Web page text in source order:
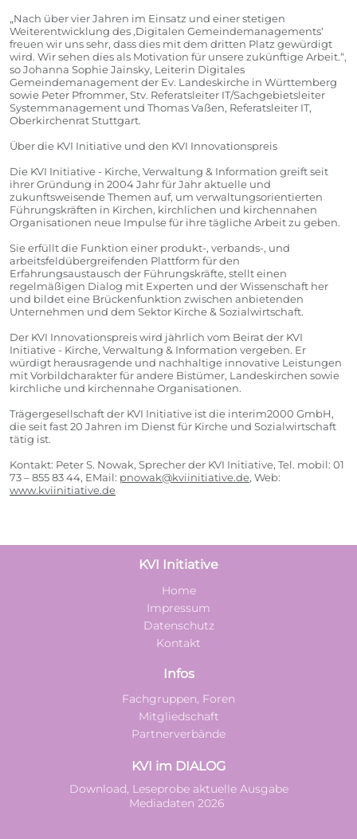
„Nach über vier Jahren im Einsatz und einer stetigen
Weiterentwicklung des ‚Digitalen Gemeindemanagements‘
freuen wir uns sehr, dass dies mit dem dritten Platz gewürdigt
wird. Wir sehen dies als Motivation für unsere zukünftige Arbeit.“,
so Johanna Sophie Jainsky, Leiterin Digitales
Gemeindemanagement der Ev. Landeskirche in Württemberg
sowie Peter Pfrommer, Stv. Referatsleiter IT/Sachgebietsleiter
Systemmanagement und Thomas Vaßen, Referatsleiter IT,
Oberkirchenrat Stuttgart.
Über die KVI Initiative und den KVI Innovationspreis
Die KVI Initiative - Kirche, Verwaltung & Information greift seit
ihrer Gründung in 2004 Jahr für Jahr aktuelle und
zukunftsweisende Themen auf, um verwaltungsorientierten
Führungskräften in Kirchen, kirchlichen und kirchennahen
Organisationen neue Impulse für ihre tägliche Arbeit zu geben.
Sie erfüllt die Funktion einer produkt-, verbands-, und
arbeitsfeldübergreifenden Plattform für den
Erfahrungsaustausch der Führungskräfte, stellt einen
regelmäßigen Dialog mit Experten und der Wissenschaft her
und bildet eine Brückenfunktion zwischen anbietenden
Unternehmen und dem Sektor Kirche & Sozialwirtschaft.
Der KVI Innovationspreis wird jährlich vom Beirat der KVI
Initiative - Kirche, Verwaltung & Information vergeben. Er
würdigt herausragende und nachhaltige innovative Leistungen
mit Vorbildcharakter für andere Bistümer, Landeskirchen sowie
kirchliche und kirchennahe Organisationen.
Trägergesellschaft der KVI Initiative ist die interim2000 GmbH,
die seit fast 20 Jahren im Dienst für Kirche und Sozialwirtschaft
tätig ist.
Kontakt: Peter S. Nowak, Sprecher der KVI Initiative, Tel. mobil: 01
73 – 855 83 44, EMail: pnowak@kviinitiative.de, Web:
www.kviinitiative.de
KVI Initiative
Home
Impressum
Datenschutz
Kontakt
Infos
Fachgruppen, Foren
Mitgliedschaft
Partnerverbände
KVI im DIALOG
Download, Leseprobe aktuelle Ausgabe
Mediadaten 2026